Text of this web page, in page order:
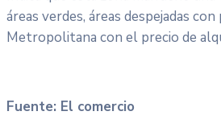
áreas verdes, áreas despejadas
Metropolitana con el precio de
Fuente: El comercio